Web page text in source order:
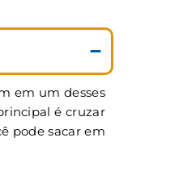
em um desses
é cruzar
pode sacar em